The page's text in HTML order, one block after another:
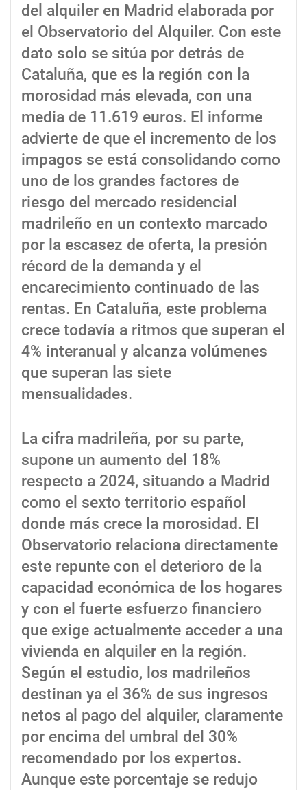
del alquiler en Madrid elaborada por
el Observatorio del Alquiler. Con este
dato solo se sitúa por detrás de
Cataluña, que es la región con la
morosidad más elevada, con una
media de 11.619 euros. El informe
advierte de que el incremento de los
impagos se está consolidando como
uno de los grandes factores de
riesgo del mercado residencial
madrileño en un contexto marcado
por la escasez de oferta, la presión
récord de la demanda y el
encarecimiento continuado de las
rentas. En Cataluña, este problema
crece todavía a ritmos que superan el
4% interanual y alcanza volúmenes
que superan las siete
mensualidades.
La cifra madrileña, por su parte,
supone un aumento del 18%
respecto a 2024, situando a Madrid
como el sexto territorio español
donde más crece la morosidad. El
Observatorio relaciona directamente
este repunte con el deterioro de la
capacidad económica de los hogares
y con el fuerte esfuerzo financiero
que exige actualmente acceder a una
vivienda en alquiler en la región.
Según el estudio, los madrileños
destinan ya el 36% de sus ingresos
netos al pago del alquiler, claramente
por encima del umbral del 30%
recomendado por los expertos.
Aunque este porcentaje se redujo